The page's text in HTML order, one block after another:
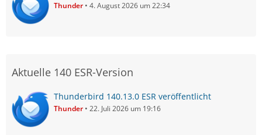
Thunder 4. August 2026 um 22:34
Aktuelle 140 ESR-Version
Thunderbird 140.13.0 ESR veröffentlicht
Thunder 22. Juli 2026 um 19:16